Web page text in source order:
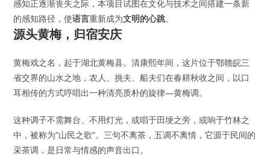
感知正逐渐丧失之际，本项目试图在文化与技术之间搭建一条新
的感知路径，使语言重新成为文明的心跳。
源头黄梅，归宿安庆
黄梅戏之名，起于湖北黄梅县。清康熙年间，这片位于鄂赣皖三
省交界的山水之地，农人、挑夫、船夫们在春耕秋收之间，以口
耳相传的方式哼唱出一种清亮质朴的旋律—黄梅调。
这种调子不需舞台、不用灯光，或唱于田埂之旁，或响于竹林之
中，被称为“山民之歌”。三句不离茶，五调不离情，它源于民间的
采茶调，是日常与情感的声音出口。